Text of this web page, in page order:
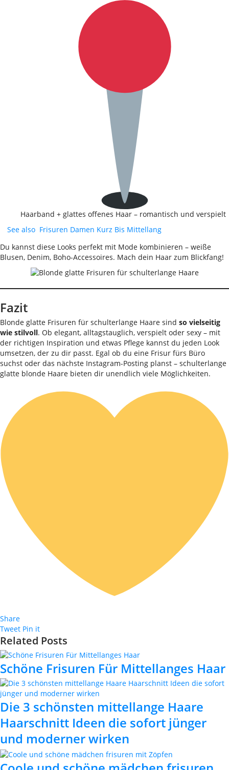
Haarband + glattes offenes Haar – romantisch und verspielt
See also Frisuren Damen Kurz Bis Mittellang
Du kannst diese Looks perfekt mit Mode kombinieren – weiße
Blusen, Denim, Boho-Accessoires. Mach dein Haar zum Blickfang!
Fazit
Blonde glatte Frisuren für schulterlange Haare sind so vielseitig
wie stilvoll. Ob elegant, alltagstauglich, verspielt oder sexy – mit
der richtigen Inspiration und etwas Pflege kannst du jeden Look
umsetzen, der zu dir passt. Egal ob du eine Frisur fürs Büro
suchst oder das nächste Instagram-Posting planst – schulterlange
glatte blonde Haare bieten dir unendlich viele Möglichkeiten.
Share
Tweet Pin it
Related Posts
Schöne Frisuren Für Mittellanges Haar
Die 3 schönsten mittellange Haare
Haarschnitt Ideen die sofort jünger
und moderner wirken